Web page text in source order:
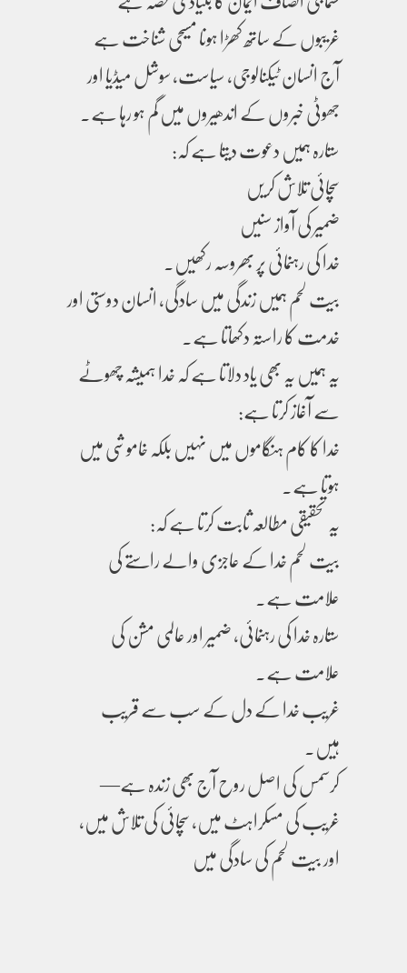
غریبوں کے ساتھ کھڑا ہونا مسیحی شناخت ہے
آج انسان ٹیکنالوجی، سیاست، سوشل میڈیا اور
جھوٹی خبروں کے اندھیروں میں گم ہو رہا ہے۔
ستارہ ہمیں دعوت دیتا ہے کہ:
سچائی تلاش کریں
ضمیر کی آواز سنیں
خدا کی رہنمائی پر بھروسہ رکھیں۔
بیت لحم ہمیں زندگی میں سادگی، انسان دوستی اور
خدمت کا راستہ دکھاتا ہے۔
یہ ہمیں یہ بھی یاد دلاتا ہے کہ خدا ہمیشہ چھوٹے
سے آغاز کرتا ہے:
خدا کا کام ہنگاموں میں نہیں بلکہ خاموشی میں
ہوتا ہے۔
یہ تحقیقی مطالعہ ثابت کرتا ہے کہ:
بیت لحم خدا کے عاجزی والے راستے کی
علامت ہے۔
ستارہ خدا کی رہنمائی، ضمیر اور عالمی مشن کی
علامت ہے۔
غریب خدا کے دل کے سب سے قریب
ہیں۔
کرسمس کی اصل روح آج بھی زندہ ہے—
غریب کی مسکراہٹ میں، سچائی کی تلاش میں،
اور بیت لحم کی سادگی میں